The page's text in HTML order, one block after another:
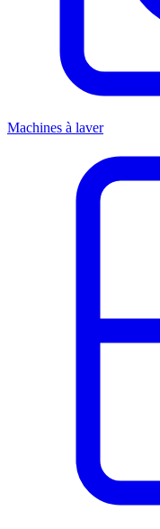
Machines à laver